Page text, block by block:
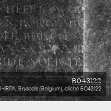
B043122
IRPA, Brussels (Belgium), cliché B043122